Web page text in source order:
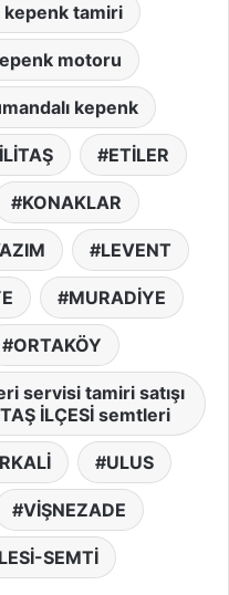
tamiri
motoru
kepenk
ETİLER
KONAKLAR
LEVENT
MURADİYE
ORTAKÖY
servisi tamiri satışı
İLÇESİ semtleri
ULUS
VİŞNEZADE
SEMTİ